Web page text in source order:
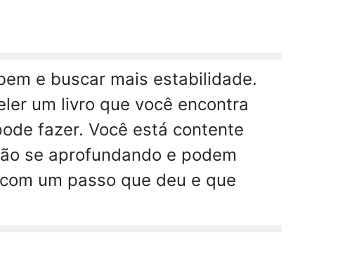
e buscar mais estabilidade.
um livro que você encontra
fazer. Você está contente
se aprofundando e podem
um passo que deu e que